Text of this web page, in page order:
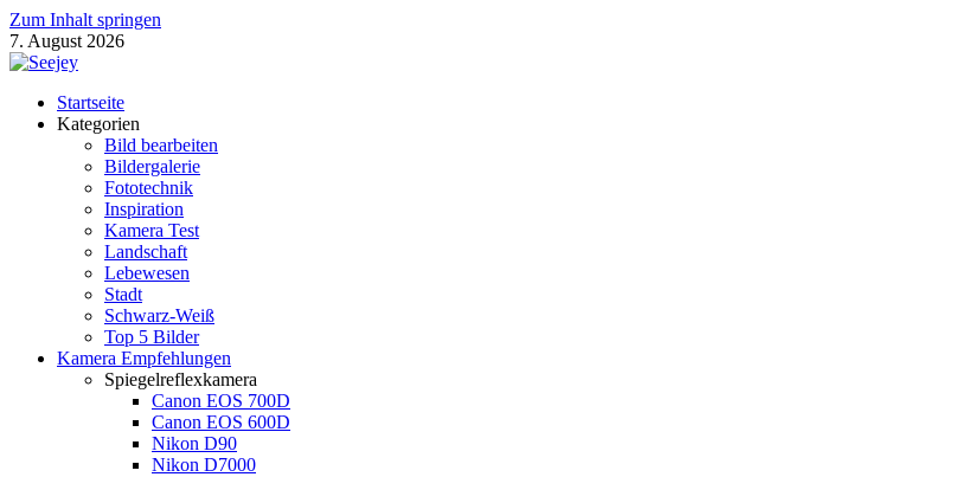
Zum Inhalt springen
7. August 2026
Seejey Fotoblog
Fotografie Magazin von Khoa Nguyen
Startseite
Kategorien
Bild bearbeiten
Bildergalerie
Fototechnik
Inspiration
Kamera Test
Landschaft
Lebewesen
Stadt
Schwarz-Weiß
Top 5 Bilder
Kamera Empfehlungen
Spiegelreflexkamera
Canon EOS 700D
Canon EOS 600D
Nikon D90
Nikon D7000